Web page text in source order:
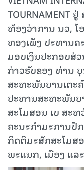
TOURNAMENT
ຫ້ອງວ່າການ ນວ,
ທອງເພັງ ປະທານຄ
ມອບເງິນປະກອບສ່
ກ່າວຮັບຂອງ ທ່ານ
ສະຫະພັນບານເຕະ
ປະທານສະຫະພັນບ
ສະໂມສອນ ເບ ສະ
ຄະນະກໍາມະການປົ
ກິດຕິມະສັກສະໂມສ
ພະແນກ, ເມືອງ ແລ